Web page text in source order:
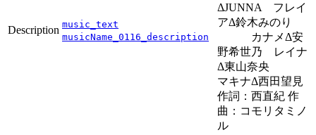
Description music_text
musicName_0116_description
ΔJUNNA フレイ
アΔ鈴木みのり
カナメΔ安
野希世乃 レイナ
Δ東山奈央
マキナΔ西田望見
作詞：西直紀 作
曲：コモリタミノ
ル